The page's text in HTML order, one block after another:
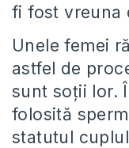
fi fost vreuna
Unele femei
astfel de
sunt soții lor.
folosită
statutul